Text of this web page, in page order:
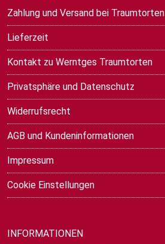
Zahlung und Versand bei Traumtorten
Lieferzeit
Kontakt zu Werntges Traumtorten
Privatsphäre und Datenschutz
Widerrufsrecht
AGB und Kundeninformationen
Impressum
Cookie Einstellungen
INFORMATIONEN